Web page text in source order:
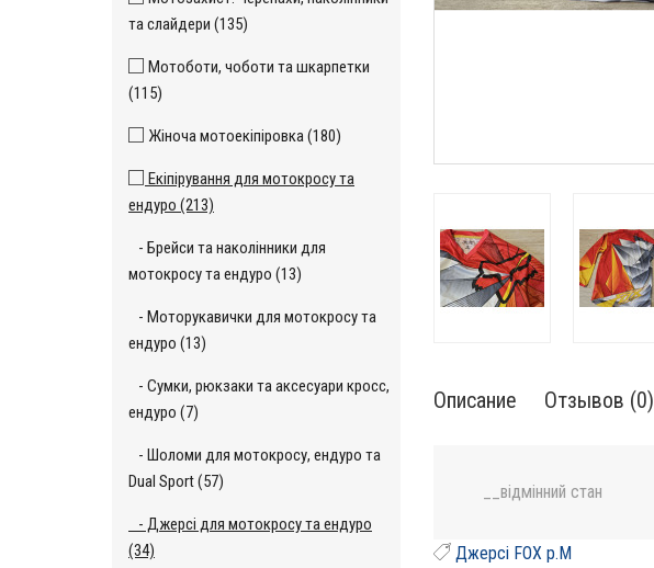
та слайдери (135)
Мотоботи, чоботи та шкарпетки
(115)
Жіноча мотоекіпіровка (180)
Екіпірування для мотокросу та
ендуро (213)
- Брейси та наколінники для
мотокросу та ендуро (13)
- Моторукавички для мотокросу та
ендуро (13)
- Сумки, рюкзаки та аксесуари кросс,
ендуро (7)
- Шоломи для мотокросу, ендуро та
Dual Sport (57)
- Джерсі для мотокросу та ендуро
(34)
Описание Отзывов (0)
__відмінний стан
Джерсі FOX p.M